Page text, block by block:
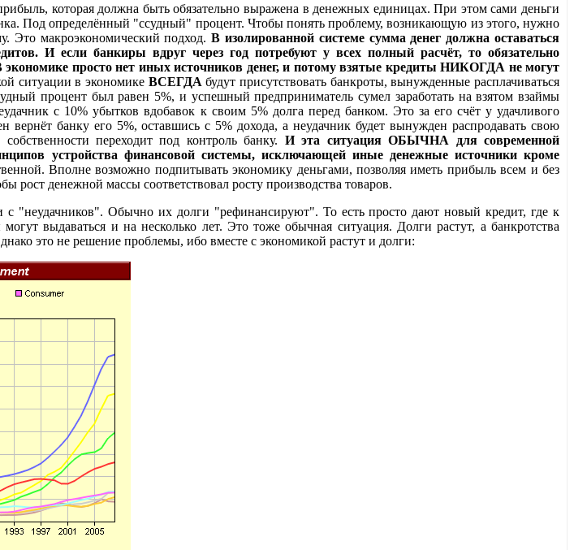
которая должна быть обязательно выражена в денежных единицах. При этом сами деньги
Под определённый "ссудный" процент. Чтобы понять проблему, возникающую из этого, нужно
Это макроэкономический подход.В изолированной системе сумма денег должна оставаться
И если банкиры вдруг через год потребуют у всех полный расчёт, то обязательно
экономике просто нет иных источников денег, и потому взятые кредиты НИКОГДА не могут
ситуации в экономике ВСЕГДА будут присутствовать банкроты, вынужденные расплачиваться
процент был равен 5%, и успешный предприниматель сумел заработать на взятом взаймы
с 10% убытков вдобавок к своим 5% долга перед банком. Это за его счёт у удачливого
вернёт банку его 5%, оставшись с 5% дохода, а неудачник будет вынужден распродавать свою
переходит под контроль банку. И эта ситуация ОБЫЧНА для современной
устройства финансовой системы, исключающей иные денежные источники кроме
Вполне возможно подпитывать экономику деньгами, позволяя иметь прибыль всем и без
рост денежной массы соответствовал росту производства товаров.
с "неудачников". Обычно их долги "рефинансируют". То есть просто дают новый кредит, где к
выдаваться и на несколько лет. Это тоже обычная ситуация. Долги растут, а банкротства
это не решение проблемы, ибо вместе с экономикой растут и долги: